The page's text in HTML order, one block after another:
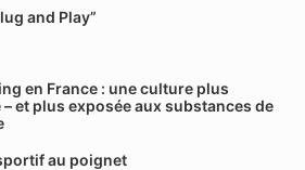
and Play”
en France : une culture plus
et plus exposée aux substances de
au poignet